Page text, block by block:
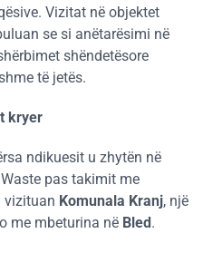
Vizitat në objektet
se si anëtarësimi në
shëndetësore
të jetës.
kryer
ndikuesit u zhytën në
pas takimit me
vizituan Komunala Kranj, një
me mbeturina në Bled.